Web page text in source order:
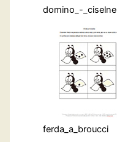
domino_-_ciselne
ferda_a_broucci